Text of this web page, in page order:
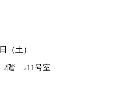
日（土）
2階 211号室